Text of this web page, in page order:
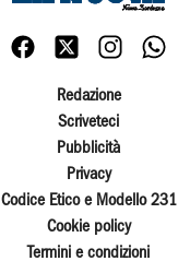
Redazione
Scriveteci
Pubblicità
Privacy
Codice Etico e Modello 231
Cookie policy
Termini e condizioni